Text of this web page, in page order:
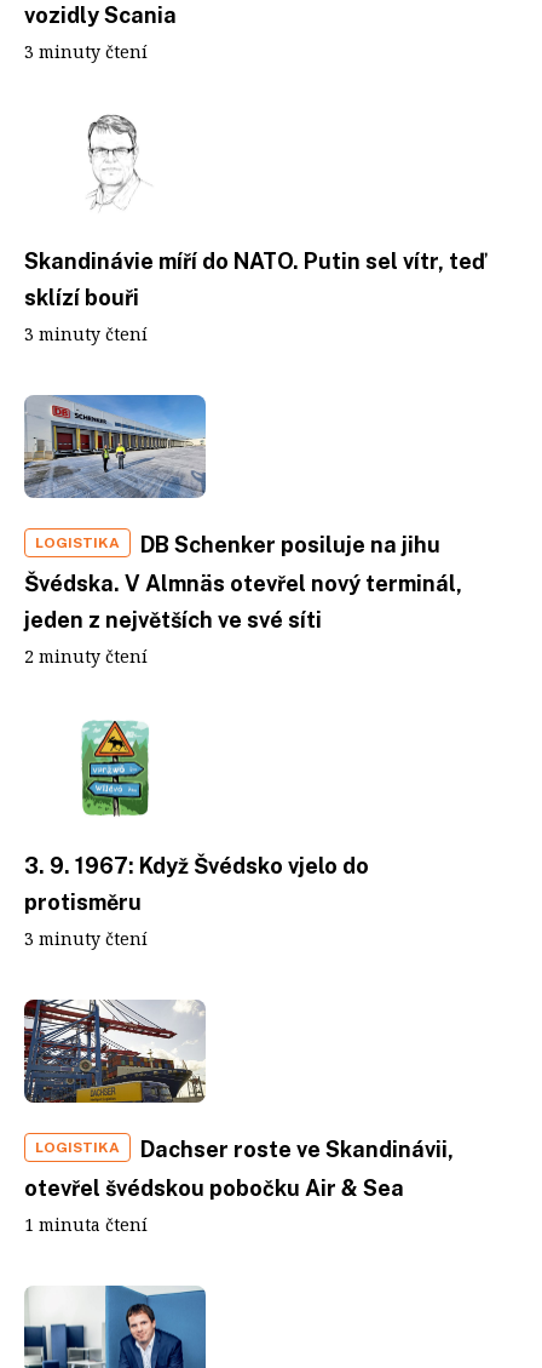
vozidly Scania
3 minuty čtení
Skandinávie míří do NATO. Putin sel vítr, teď
sklízí bouři
3 minuty čtení
LOGISTIKA
DB Schenker posiluje na jihu
Švédska. V Almnäs otevřel nový terminál,
jeden z největších ve své síti
2 minuty čtení
3. 9. 1967: Když Švédsko vjelo do
protisměru
3 minuty čtení
LOGISTIKA
Dachser roste ve Skandinávii,
otevřel švédskou pobočku Air & Sea
1 minuta čtení